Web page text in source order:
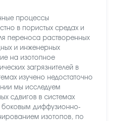
процессы
в пористых средах и
переноса растворенных
и инженерных
на изотопное
загрязнителей в
изучено недостаточно
мы исследуем
сдвигов в системах
боковым диффузионно-
изотопов, по